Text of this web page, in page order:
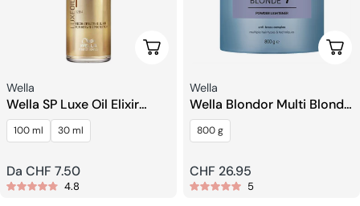
Scegli Le Opzioni
Venditore:
Wella
Wella SP Luxe Oil Elixir
ricostruttivo
100 ml 30 ml
Prezzo
regolare
Da CHF 7.50
4.8
Venditore:
Wella
Wella Blondor Multi Blonde
7 Powder
800 g
Prezzo
regolare
CHF 26.95
5